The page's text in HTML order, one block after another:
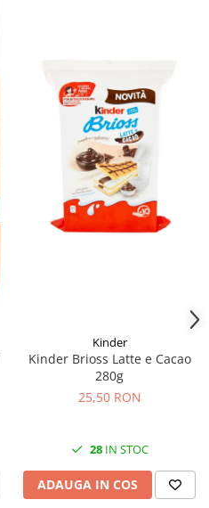
Kinder
Kinder Brioss Latte e Cacao
280g
25,50 RON
28IN STOC
ADAUGA IN COS